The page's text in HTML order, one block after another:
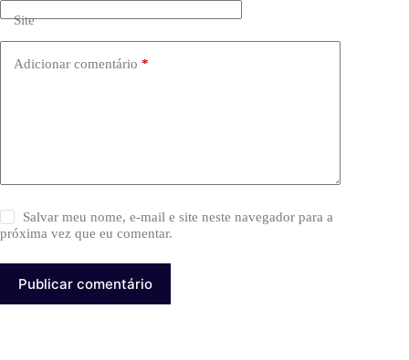
Site
Adicionar comentário *
Salvar meu nome, e-mail e site neste navegador para a
próxima vez que eu comentar.
Publicar comentário